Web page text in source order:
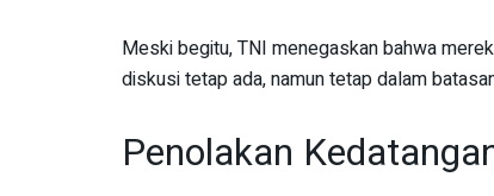
Meski begitu, TNI menegaskan bahwa
diskusi tetap ada, namun tetap dalam
Penolakan